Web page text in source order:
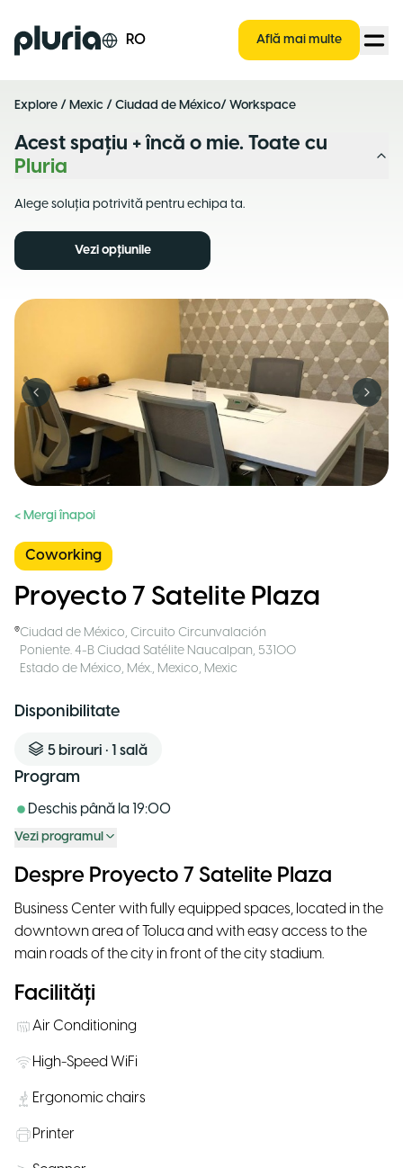
Logo Pluria RO Află mai multe
Explore / Mexic / Ciudad de México/ Workspace
Acest spațiu + încă o mie. Toate cu
Pluria
Alege soluția potrivită pentru echipa ta.
Vezi opțiunile
Previous slide Next
< Mergi înapoi
Coworking
Proyecto 7 Satelite Plaza
Ciudad de México, Circuito Circunvalación
Poniente. 4-B Ciudad Satélite Naucalpan, 53100
Estado de México, Méx., Mexico, Mexic
Disponibilitate
5 birouri • 1 sală
Program
Deschis până la 19:00
Vezi programul
Despre Proyecto 7 Satelite Plaza
Business Center with fully equipped spaces, located in the
downtown area of ​​Toluca and with easy access to the
main roads of the city in front of the city stadium.
Facilități
Air Conditioning
High-Speed WiFi
Ergonomic chairs
Printer